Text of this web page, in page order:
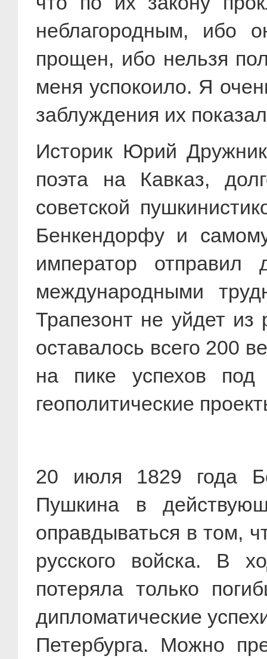
неблагородным, ибо
прощен, ибо нельзя
меня успокоило. Я
заблуждения их
Историк Юрий
поэта на Кавказ,
советской
Бенкендорфу и
император отправил
международными
Трапезонт не уйдет
оставалось всего 200
на пике успехов под
геополитические
20 июля 1829 года
Пушкина в
оправдываться в том,
русского войска. В
потеряла только
дипломатические
Петербурга. Можно